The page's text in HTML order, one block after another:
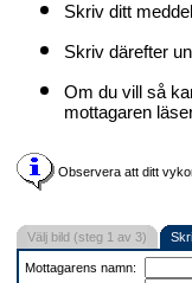
Skriv ditt
Skriv därefter
Om du vill så
mottagaren
Observera att ditt
Välj bild (steg 1 av 3)
Mottagarens namn: